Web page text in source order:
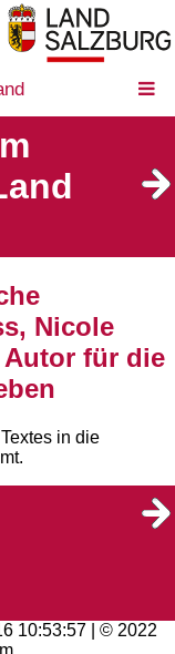
Nicole
Autor für die
in die
10:53:57 | © 2022